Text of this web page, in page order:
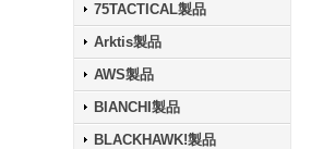
75TACTICAL製品
Arktis製品
AWS製品
BIANCHI製品
BLACKHAWK!製品